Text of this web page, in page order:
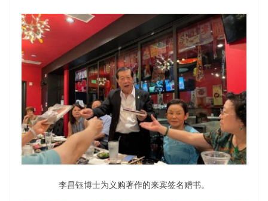
李昌钰博士为义购著作的来宾签名赠书。